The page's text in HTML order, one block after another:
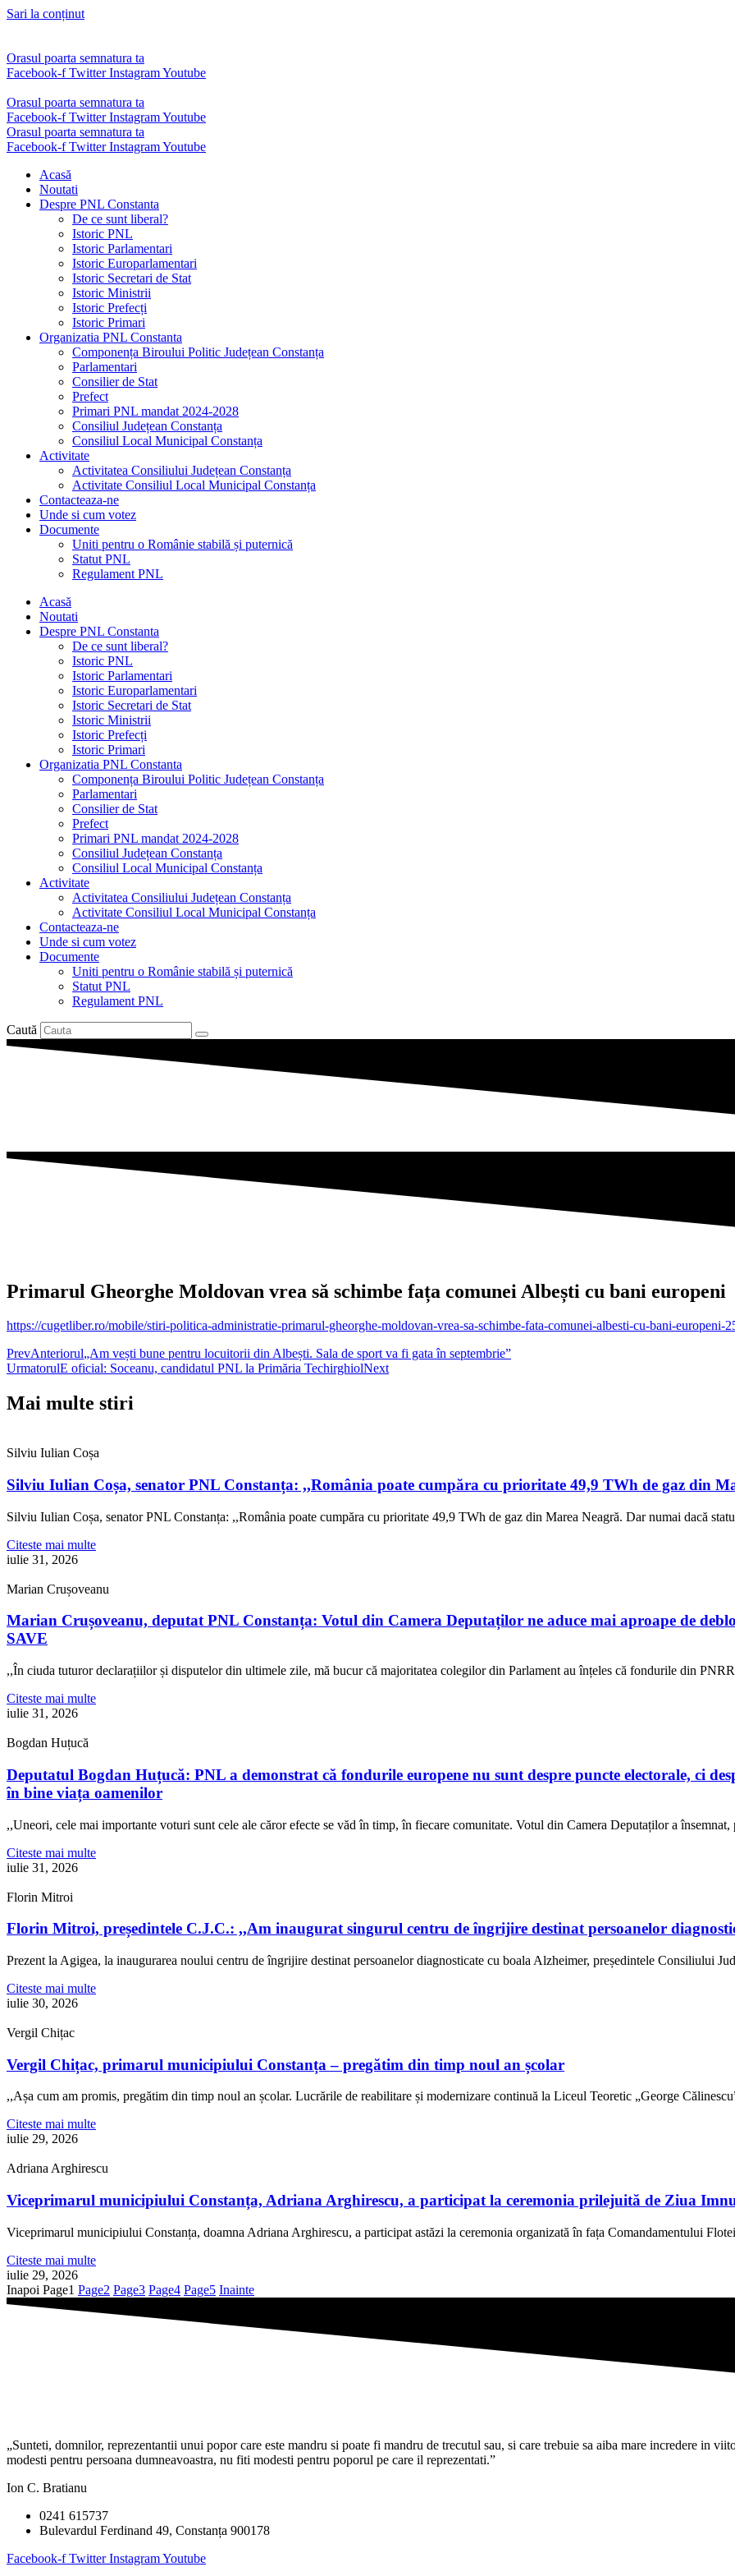
Sari la conținut
Orasul poarta semnatura ta
Facebook-f Twitter InstagramYoutube
Orasul poarta semnatura ta
Facebook-f Twitter InstagramYoutube
Orasul poarta semnatura ta
Facebook-f Twitter InstagramYoutube
Acasă
Noutati
Despre PNL Constanta
De ce sunt liberal?
Istoric PNL
Istoric Parlamentari
Istoric Europarlamentari
Istoric Secretari de Stat
Istoric Ministrii
Istoric Prefecți
Istoric Primari
Organizatia PNL Constanta
Componența Biroului Politic Județean Constanța
Parlamentari
Consilier de Stat
Prefect
Primari PNL mandat 2024-2028
Consiliul Județean Constanța
Consiliul Local Municipal Constanța
Activitate
Activitatea Consiliului Județean Constanța
Activitate Consiliul Local Municipal Constanța
Contacteaza-ne
Unde si cum votez
Documente
Uniti pentru o Românie stabilă și puternică
Statut PNL
Regulament PNL
Acasă
Noutati
Despre PNL Constanta
De ce sunt liberal?
Istoric PNL
Istoric Parlamentari
Istoric Europarlamentari
Istoric Secretari de Stat
Istoric Ministrii
Istoric Prefecți
Istoric Primari
Organizatia PNL Constanta
Componența Biroului Politic Județean Constanța
Parlamentari
Consilier de Stat
Prefect
Primari PNL mandat 2024-2028
Consiliul Județean Constanța
Consiliul Local Municipal Constanța
Activitate
Activitatea Consiliului Județean Constanța
Activitate Consiliul Local Municipal Constanța
Contacteaza-ne
Unde si cum votez
Documente
Uniti pentru o Românie stabilă și puternică
Statut PNL
Regulament PNL
Caută
Primarul Gheorghe Moldovan vrea să schimbe fața comunei Albești cu bani europeni
https://cugetliber.ro/mobile/stiri-politica-administratie-primarul-gheorghe-moldovan-vrea-sa-schimbe-fata-comunei-albesti-cu-bani-europeni-
PrevAnteriorul„Am vești bune pentru locuitorii din Albești. Sala de sport va fi gata în septembrie”
UrmatorulE oficial: Soceanu, candidatul PNL la Primăria TechirghiolNext
Mai multe stiri
Silviu Iulian Coșa
Silviu Iulian Coșa, senator PNL Constanța: ,,România poate cumpăra cu prioritate 49,9 TWh de gaz din
Silviu Iulian Coșa, senator PNL Constanța: ,,România poate cumpăra cu prioritate 49,9 TWh de gaz din Marea Neagră. Dar numai dacă
Citeste mai multe
iulie 31, 2026
Marian Crușoveanu
Marian Crușoveanu, deputat PNL Constanța: Votul din Camera Deputaților ne aduce mai aproape de
SAVE
,,În ciuda tuturor declarațiilor și disputelor din ultimele zile, mă bucur că majoritatea colegilor din Parlament au înțeles că fondurile din
Citeste mai multe
iulie 31, 2026
Bogdan Huțucă
Deputatul Bogdan Huțucă: PNL a demonstrat că fondurile europene nu sunt despre puncte electorale, ci
în bine viața oamenilor
,,Uneori, cele mai importante voturi sunt cele ale căror efecte se văd în timp, în fiecare comunitate. Votul din Camera Deputaților a însemnat,
Citeste mai multe
iulie 31, 2026
Florin Mitroi
Florin Mitroi, președintele C.J.C.: ,,Am inaugurat singurul centru de îngrijire destinat persoanelor
Prezent la Agigea, la inaugurarea noului centru de îngrijire destinat persoanelor diagnosticate cu boala Alzheimer, președintele Consiliului
Citeste mai multe
iulie 30, 2026
Vergil Chițac
Vergil Chițac, primarul municipiului Constanța – pregătim din timp noul an școlar
,,Așa cum am promis, pregătim din timp noul an școlar. Lucrările de reabilitare și modernizare continuă la Liceul Teoretic „George
Citeste mai multe
iulie 29, 2026
Adriana Arghirescu
Viceprimarul municipiului Constanța, Adriana Arghirescu, a participat la ceremonia prilejuită de Ziua
Viceprimarul municipiului Constanța, doamna Adriana Arghirescu, a participat astăzi la ceremonia organizată în fața Comandamentului
Citeste mai multe
iulie 29, 2026
Inapoi Page1 Page2 Page3 Page4 Page5 Inainte
„Sunteti, domnilor, reprezentantii unui popor care este mandru si poate fi mandru de trecutul sau, si care trebuie sa aiba mare incredere in
modesti pentru persoana dumneavoastra, nu fiti modesti pentru poporul pe care il reprezentati.”
Ion C. Bratianu
0241 615737
Bulevardul Ferdinand 49, Constanța 900178
Facebook-f Twitter InstagramYoutube